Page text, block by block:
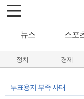
뉴스 스포
정치 경제
투표용지 부족 사태